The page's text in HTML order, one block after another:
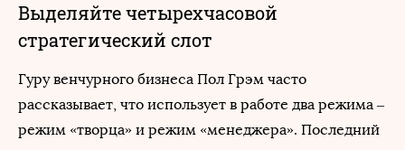
Выделяйте четырехчасовой
стратегический слот
Гуру венчурного бизнеса Пол Грэм часто
рассказывает, что использует в работе два режима –
режим «творца» и режим «менеджера». Последний